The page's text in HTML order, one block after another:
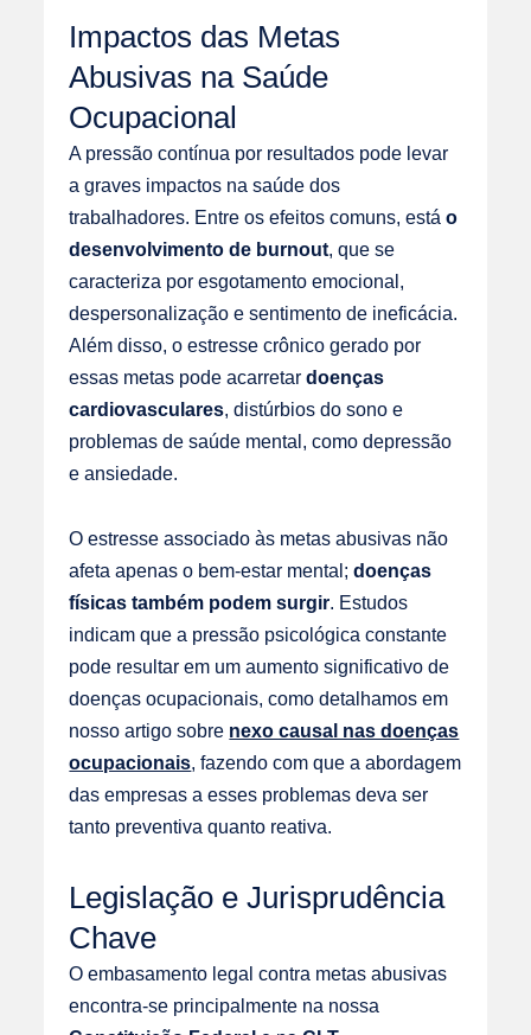
Impactos das Metas
Abusivas na Saúde
Ocupacional
A pressão contínua por resultados pode levar
a graves impactos na saúde dos
trabalhadores. Entre os efeitos comuns, estáo
desenvolvimento de burnout , que se
caracteriza por esgotamento emocional,
despersonalização e sentimento de ineficácia.
Além disso, o estresse crônico gerado por
essas metas pode acarretardoenças
cardiovasculares , distúrbios do sono e
problemas de saúde mental, como depressão
e ansiedade.
O estresse associado às metas abusivas não
afeta apenas o bem-estar mental;doenças
físicas também podem surgir. Estudos
indicam que a pressão psicológica constante
pode resultar em um aumento significativo de
doenças ocupacionais, como detalhamos em
nosso artigo sobre nexo causal nas doenças
ocupacionais, fazendo com que a abordagem
das empresas a esses problemas deva ser
tanto preventiva quanto reativa.
Legislação e Jurisprudência
Chave
O embasamento legal contra metas abusivas
encontra-se principalmente na nossa